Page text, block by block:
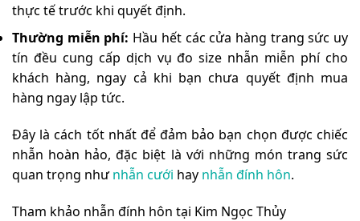
thực tế trước khi quyết định.
Thường miễn phí: Hầu hết các cửa hàng trang sức uy
tín đều cung cấp dịch vụ đo size nhẫn miễn phí cho
khách hàng, ngay cả khi bạn chưa quyết định mua
hàng ngay lập tức.
Đây là cách tốt nhất để đảm bảo bạn chọn được chiếc
nhẫn hoàn hảo, đặc biệt là với những món trang sức
quan trọng nhưnhẫn cưới hay nhẫn đính hôn.
Tham khảo nhẫn đính hôn tại Kim Ngọc Thủy